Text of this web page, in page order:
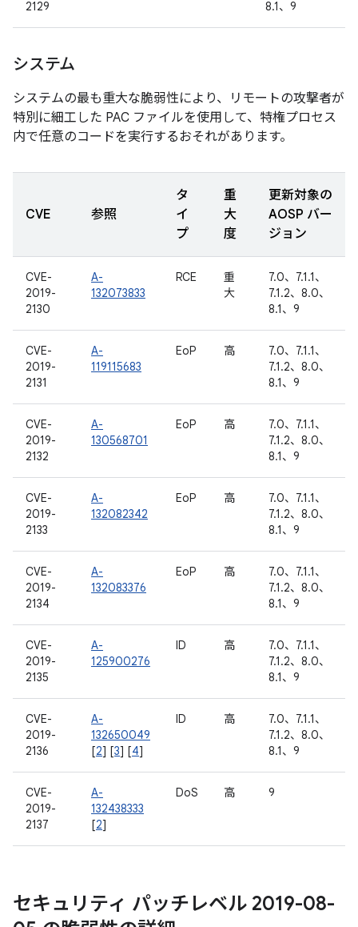
2129
8.1、9
システム
システムの最も重大な脆弱性により、リモートの攻撃者が
特別に細工した PAC ファイルを使用して、特権プロセス
内で任意のコードを実行するおそれがあります。
CVE 参照
タ
イ
プ
重
大
度
更新対象の
AOSP バー
ジョン
CVE-
2019-
2130
A-
132073833
RCE
重
大
7.0、7.1.1、
7.1.2、8.0、
8.1、9
CVE-
2019-
2131
A-
119115683
EoP 高
7.0、7.1.1、
7.1.2、8.0、
8.1、9
CVE-
2019-
2132
A-
130568701
EoP 高
7.0、7.1.1、
7.1.2、8.0、
8.1、9
CVE-
2019-
2133
A-
132082342
EoP 高
7.0、7.1.1、
7.1.2、8.0、
8.1、9
CVE-
2019-
2134
A-
132083376
EoP 高
7.0、7.1.1、
7.1.2、8.0、
8.1、9
CVE-
2019-
2135
A-
125900276
ID 高
7.0、7.1.1、
7.1.2、8.0、
8.1、9
CVE-
2019-
2136
A-
132650049
[2] [3] [4]
ID 高
7.0、7.1.1、
7.1.2、8.0、
8.1、9
CVE-
2019-
2137
A-
132438333
[2]
DoS 高 9
セキュリティ パッチレベル 2019-08-